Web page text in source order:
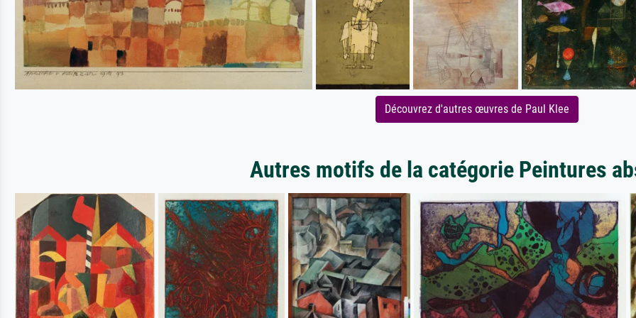
Découvrez d'autres œuvres de Paul Klee
Autres motifs de la catégorie Peintures